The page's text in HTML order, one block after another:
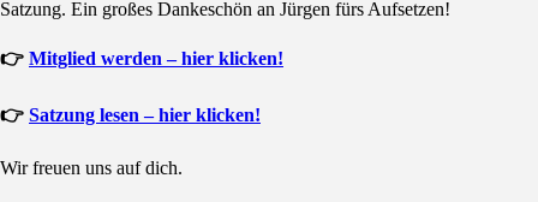
Satzung. Ein großes Dankeschön an Jürgen fürs Aufsetzen!
👉 Mitglied werden – hier klicken!
👉 Satzung lesen – hier klicken!
Wir freuen uns auf dich.